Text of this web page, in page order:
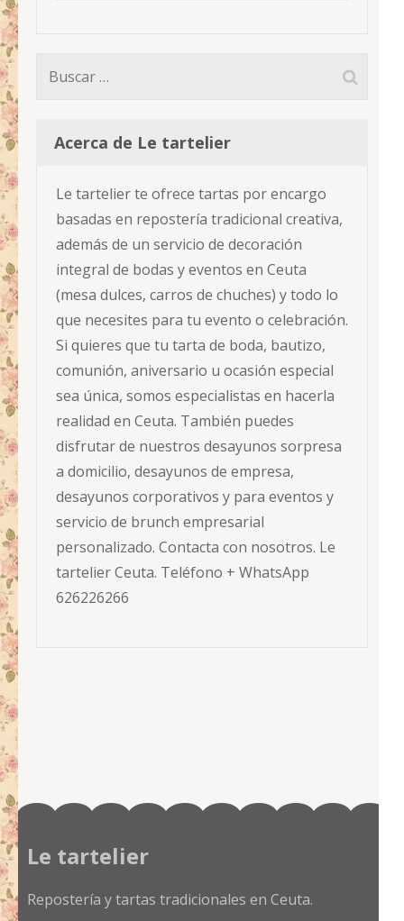
Buscar:
Acerca de Le tartelier
Le tartelier te ofrece tartas por encargo
basadas en repostería tradicional creativa,
además de un servicio de decoración
integral de bodas y eventos en Ceuta
(mesa dulces, carros de chuches) y todo lo
que necesites para tu evento o celebración.
Si quieres que tu tarta de boda, bautizo,
comunión, aniversario u ocasión especial
sea única, somos especialistas en hacerla
realidad en Ceuta. También puedes
disfrutar de nuestros desayunos sorpresa
a domicilio, desayunos de empresa,
desayunos corporativos y para eventos y
servicio de brunch empresarial
personalizado. Contacta con nosotros. Le
tartelier Ceuta. Teléfono + WhatsApp
626226266
Le tartelier
Repostería y tartas tradicionales en Ceuta.